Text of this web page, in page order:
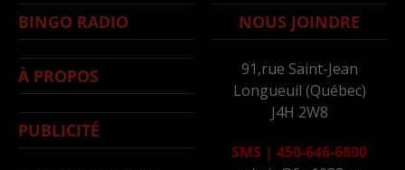
BINGO RADIO
À PROPOS
PUBLICITÉ
NOUS JOINDRE
91,rue Saint-Jean
Longueuil (Québec)
J4H 2W8
SMS | 450-646-6800